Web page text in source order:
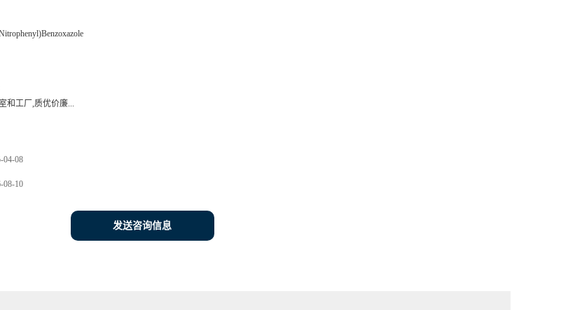
和工厂,质优价廉...
04-08
08-10
发送咨询信息